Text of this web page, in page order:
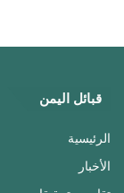
قبائل اليمن
الرئيسية
الأخبار